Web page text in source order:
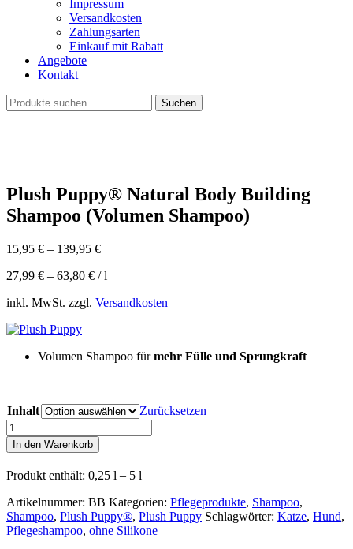
Impressum
Versandkosten
Zahlungsarten
Einkauf mit Rabatt
Angebote
Kontakt
Suchen
nach:
Suchen
Plush Puppy® Natural Body Building
Shampoo (Volumen Shampoo)
15,95 € – 139,95 €
27,99 € – 63,80 € /l
inkl. MwSt. zzgl. Versandkosten
Volumen Shampoo fürmehr Fülle und Sprungkraft
Inhalt
Zurücksetzen
Plush
Puppy®
Natural
Body
Building
Shampoo
(Volumen
Shampoo)
Menge
In den Warenkorb
Produkt enthält: 0,25 l – 5 l
Artikelnummer: BB Kategorien: Pflegeprodukte, Shampoo,
Shampoo, Plush Puppy®, Plush Puppy Schlagwörter: Katze, Hund,
Pflegeshampoo, ohne Silikone